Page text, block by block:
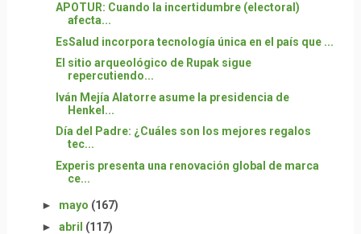
APOTUR: Cuando la incertidumbre (electoral)
afecta...
EsSalud incorpora tecnología única en el país que ...
El sitio arqueológico de Rupak sigue
repercutiendo...
Iván Mejía Alatorre asume la presidencia de
Henkel...
Día del Padre: ¿Cuáles son los mejores regalos
tec...
Experis presenta una renovación global de marca
ce...
► mayo (167)
► abril (117)